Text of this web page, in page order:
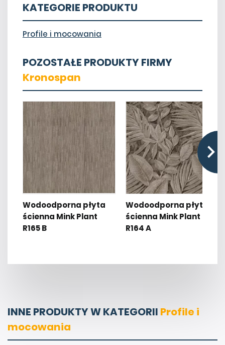
KATEGORIE PRODUKTU
Profile i mocowania
POZOSTAŁE PRODUKTY FIRMY
Kronospan
Wodoodporna płyta
ścienna Mink Plant
R165 B
Wodoodporna płyta
ścienna Mink Plant
R164 A
INNE PRODUKTY W KATEGORII Profile i
mocowania